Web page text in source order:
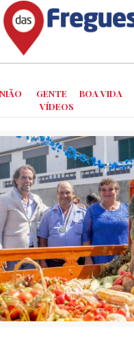
GENTE BOA VIDA
VÍDEOS